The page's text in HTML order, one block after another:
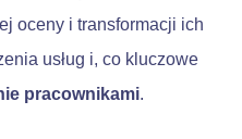
oceny i transformacji ich
usług i, co kluczowe
pracownikami.